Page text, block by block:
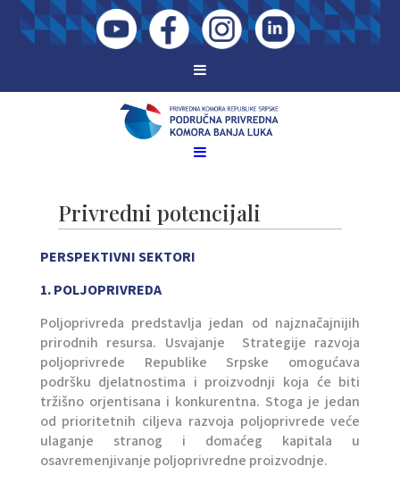
Privredni potencijali
PERSPEKTIVNI SEKTORI
1. POLJOPRIVREDA
Poljoprivreda predstavlja jedan od najznačajnijih
prirodnih resursa. Usvajanje Strategije razvoja
poljoprivrede Republike Srpske omogućava
podršku djelatnostima i proizvodnji koja će biti
tržišno orjentisana i konkurentna. Stoga je jedan
od prioritetnih ciljeva razvoja poljoprivrede veće
ulaganje stranog i domaćeg kapitala u
osavremenjivanje poljoprivredne proizvodnje.